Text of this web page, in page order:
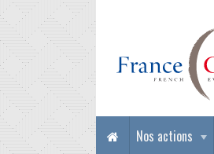
Nos actions